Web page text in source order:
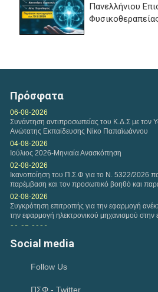
Πανελλήνιου
Αναφορικά με τη διαδικασία
Τετάρτη, 04 Φεβ 2026
Η εταιρεία της VODAFONE
Πανελλήνιου Συλλόγου
Δευτέρα, 02 Φεβ 2026
Πρόταση συνεργασίας Π.Σ.Φ. και
πλαίσιο παροχής προγραμμάτων
Παρασκευή, 30 Ιαν 2026
Ευρωπαϊκό Συνέδριο HEPA 2026
Πρόσφατα
06-08-2026
Συνάντηση αντιπροσωπείας του Κ.Δ.Σ με τον
Ανώτατης Εκπαίδευσης Νίκο Παπαϊωάννου
04-08-2026
Ιούλιος 2026-Μηνιαία Ανασκόπηση
02-08-2026
Ικανοποίηση του Π.Σ.Φ για το Ν. 5322/2026
παρέμβαση και τον προσωπικό βοηθό και
02-08-2026
Συγκρότηση επιτροπής για την εφαρμογή
την εφαρμογή ηλεκτρονικού μηχανισμού στην
29-07-2026
«Καθημερινή» για δημοσίευμα σχετικά με τους...
θεσμική συνάντηση με τον Συντονιστή του
Έναρξη νέου κύκλου σπουδών- ΑΘΗΝΑ
Social media
Follow Us
ΠΣΦ - Twitter